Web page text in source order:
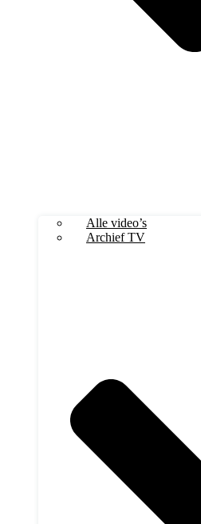
Alle video’s
Archief TV